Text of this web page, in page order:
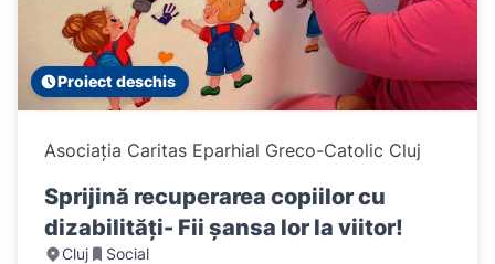
Proiect deschis
Asociația Caritas Eparhial Greco-Catolic Cluj
Sprijină recuperarea copiilor cu
dizabilități- Fii șansa lor la viitor!
Cluj Social